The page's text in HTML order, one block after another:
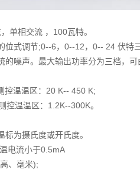
单相交流 ，100瓦特。
位式调节;0--6，0--12，0-- 24 伏特
的噪声。最大输出功率分为三档，
控温温区：20 K-- 450 K;
控温温区：1.2K--300K。
为摄氏度或开氏度。
电流小于0.5mA
、毫米);